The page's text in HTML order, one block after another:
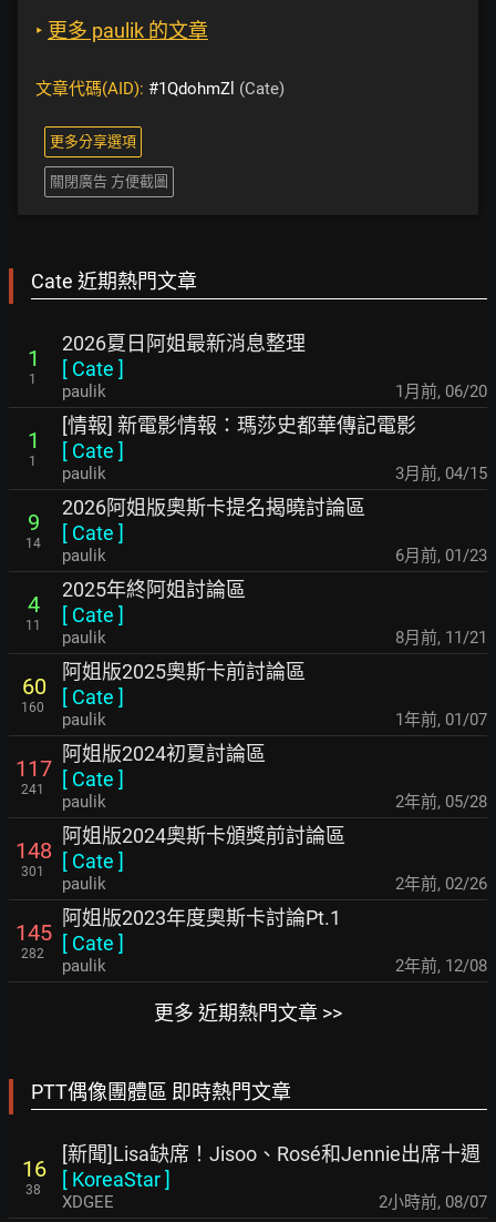
‣ 更多 paulik 的文章
文章代碼(AID): #1QdohmZl (Cate)
更多分享選項
關閉廣告 方便截圖
Cate 近期熱門文章
1
1
2026夏日阿姐最新消息整理
[ Cate ]
paulik 1月前, 06/20
1
1
[情報] 新電影情報：瑪莎史都華傳記電影
[ Cate ]
paulik 3月前, 04/15
9
14
2026阿姐版奧斯卡提名揭曉討論區
[ Cate ]
paulik 6月前, 01/23
4
11
2025年終阿姐討論區
[ Cate ]
paulik 8月前, 11/21
60
160
阿姐版2025奧斯卡前討論區
[ Cate ]
paulik 1年前, 01/07
117
241
阿姐版2024初夏討論區
[ Cate ]
paulik 2年前, 05/28
148
301
阿姐版2024奧斯卡頒獎前討論區
[ Cate ]
paulik 2年前, 02/26
145
282
阿姐版2023年度奧斯卡討論Pt.1
[ Cate ]
paulik 2年前, 12/08
更多 近期熱門文章 >>
PTT偶像團體區 即時熱門文章
16
38
[新聞]Lisa缺席！Jisoo、Rosé和Jennie出席十週
[ KoreaStar]
XDGEE 2小時前, 08/07